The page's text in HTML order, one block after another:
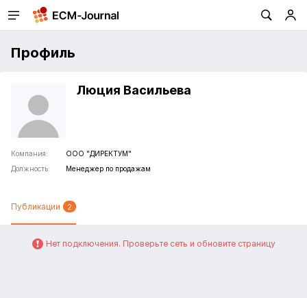
Профиль
Люция Васильева
Компания:
ООО "ДИРЕКТУМ"
Должность:
Менеджер по продажам
Публикации 2
Нет подключения. Проверьте сеть и обновите страницу